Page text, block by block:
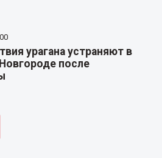
урагана устраняют в
после